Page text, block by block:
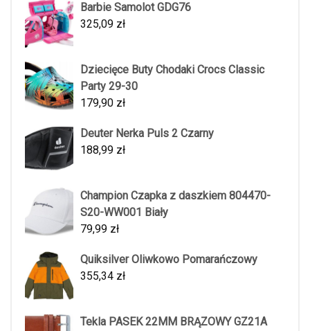
Barbie Samolot GDG76
325,09 zł
Dziecięce Buty Chodaki Crocs Classic
Party 29-30
179,90 zł
Deuter Nerka Puls 2 Czarny
188,99 zł
Champion Czapka z daszkiem 804470-
S20-WW001 Biały
79,99 zł
Quiksilver Oliwkowo Pomarańczowy
355,34 zł
Tekla PASEK 22MM BRĄZOWY GZ21A